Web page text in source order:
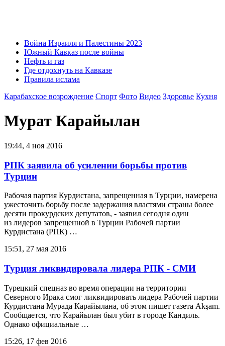
Война Израиля и Палестины 2023
Южный Кавказ после войны
Нефть и газ
Где отдохнуть на Кавказе
Правила ислама
Карабахское возрождение Спорт Фото Видео Здоровье Кухня
Мурат Карайылан
19:44, 4 ноя 2016
РПК заявила об усилении борьбы против
Турции
Рабочая партия Курдистана, запрещенная в Турции, намерена
ужесточить борьбу после задержания властями страны более
десяти прокурдских депутатов, - заявил сегодня один
из лидеров запрещенной в Турции Рабочей партии
Курдистана (РПК) …
15:51, 27 мая 2016
Турция ликвидировала лидера РПК - СМИ
Турецкий спецназ во время операции на территории
Северного Ирака смог ликвидировать лидера Рабочей партии
Курдистана Мурада Карайылана, об этом пишет газета Akşam.
Сообщается, что Карайылан был убит в городе Кандиль.
Однако официальные …
15:26, 17 фев 2016